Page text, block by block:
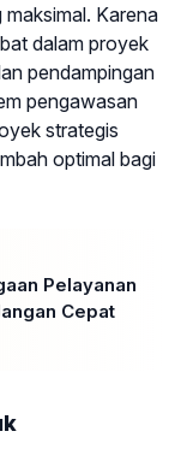
Karena
dalam proyek
pendampingan
pengawasan
strategis
optimal bagi
Pelayanan
Cepat